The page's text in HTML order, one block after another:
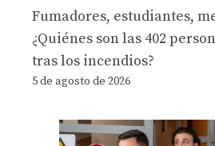
Fumadores, estudiantes,
¿Quiénes son las 402
tras los incendios?
5 de agosto de 2026